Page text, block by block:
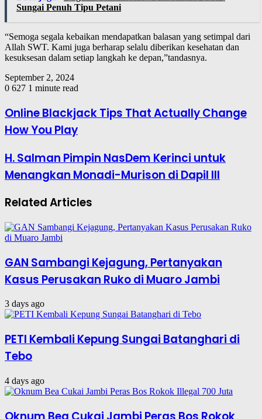
Sungai Penuh Tipu Petani
“Semoga segala kebaikan mendapatkan balasan yang setimpal dari
Allah SWT. Kami juga berharap selalu diberikan kesehatan dan
kesuksesan dalam setiap langkah ke depan,”tandasnya.
September 2, 2024
0 627 1 minute read
Online Blackjack Tips That Actually Change
How You Play
H. Salman Pimpin NasDem Kerinci untuk
Menangkan Monadi-Murison di Dapil III
Related Articles
GAN Sambangi Kejagung, Pertanyakan
Kasus Perusakan Ruko di Muaro Jambi
3 days ago
PETI Kembali Kepung Sungai Batanghari di
Tebo
4 days ago